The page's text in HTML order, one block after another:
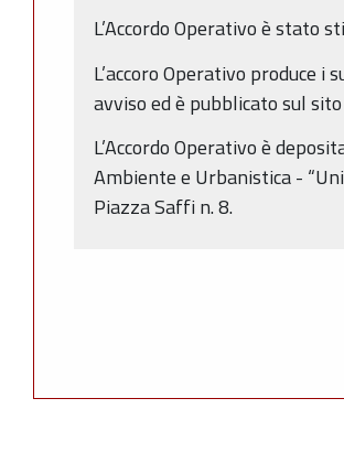
L’Accordo Operativo è stato
L’accoro Operativo produce
avviso ed è pubblicato sul
L’Accordo Operativo è
Ambiente e Urbanistica -
Piazza Saffi n. 8.